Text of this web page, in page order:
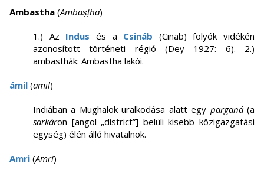
Ambastha (Ambaṣṭha)
1.) Az Indus és a Csináb (Cināb) folyók vidékén
azonosított történeti régió (Dey 1927: 6). 2.)
ambasthák: Ambastha lakói.
ámil (āmil)
Indiában a Mughalok uralkodása alatt egy parganá(a
sarkáron [angol „district”] belüli kisebb közigazgatási
egység) élén álló hivatalnok.
Amri (Amri)